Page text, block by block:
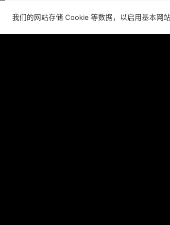
strategy for the worldwide publisher and
我们的网站存储 Cookie 等数据，以启用基本网